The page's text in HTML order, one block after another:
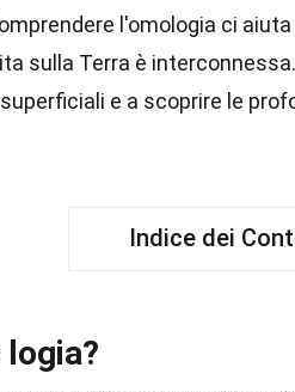
l'omologia ci
sulla Terra è
e a scoprire le
Indice dei
logia?